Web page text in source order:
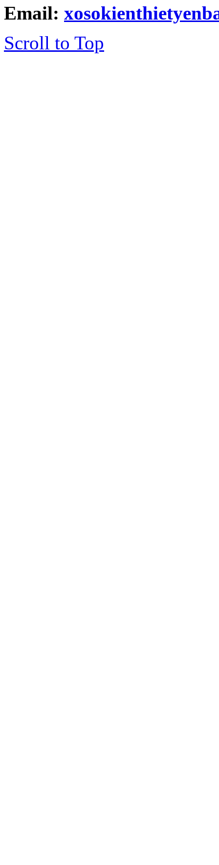
Email:
Scroll to Top